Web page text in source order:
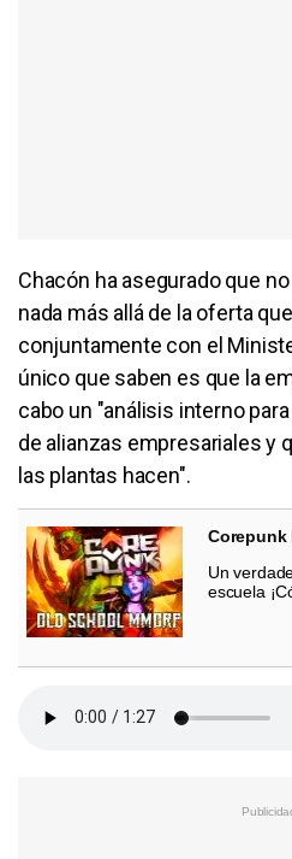
Chacón ha asegurado que
nada más allá de la oferta
conjuntamente con el
único que saben es que la
cabo un "análisis interno
de alianzas empresariales y
las plantas hacen".
Corepunk
Un
escuela